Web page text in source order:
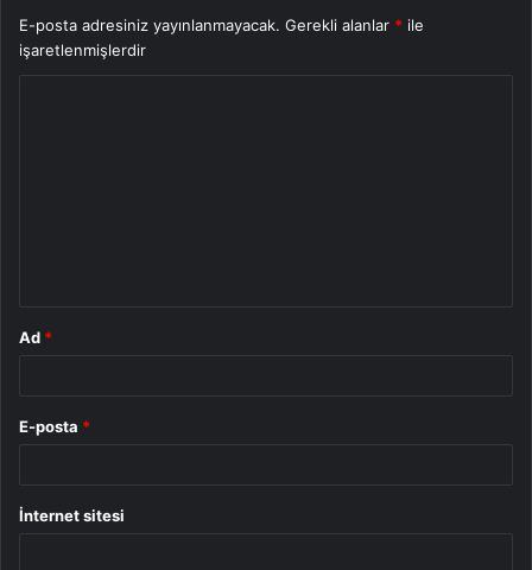
E-posta adresiniz yayınlanmayacak. Gerekli alanlar * ile
işaretlenmişlerdir
Ad *
E-posta *
İnternet sitesi